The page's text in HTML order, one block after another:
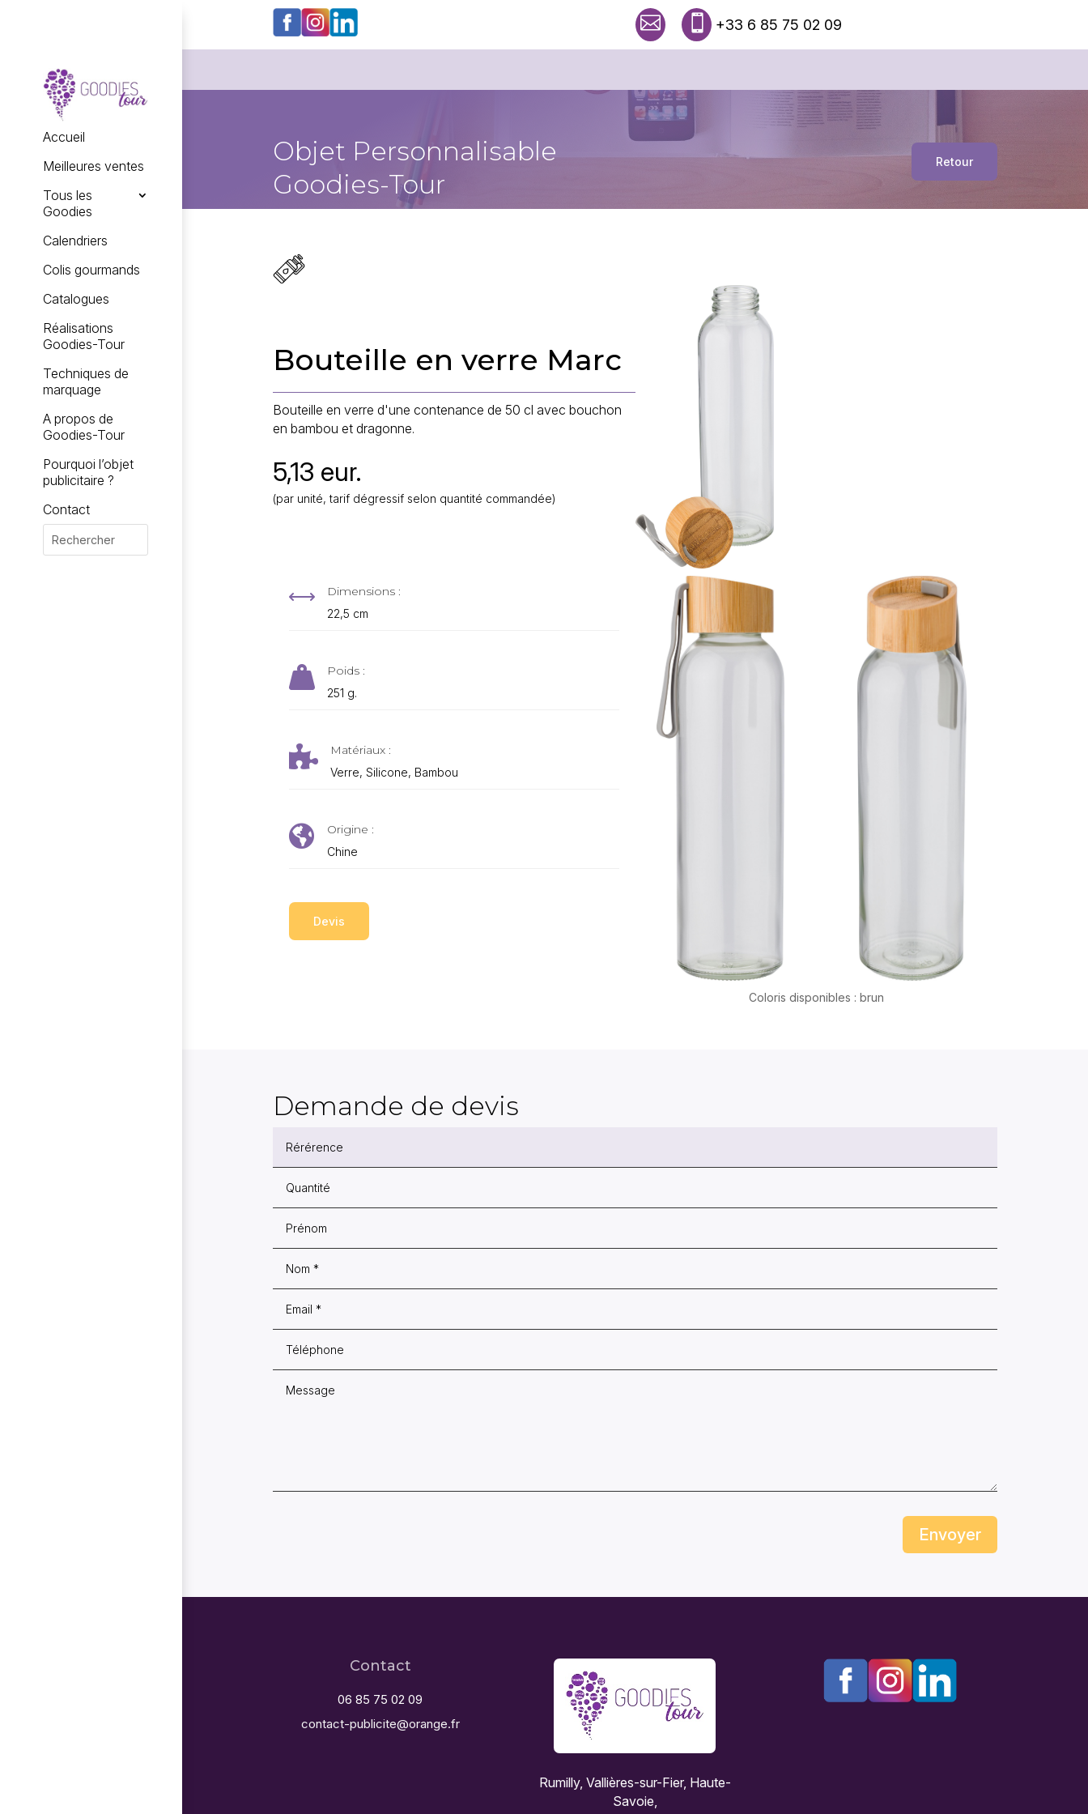
  +33 6 85 75 02 09
Accueil
Meilleures ventes
Tous les
Goodies
Calendriers
Colis gourmands
Catalogues
Réalisations
Goodies-Tour
Techniques de
marquage
A propos de
Goodies-Tour
Pourquoi l’objet
publicitaire ?
Contact
Objet Personnalisable
Goodies-Tour
Retour
Bouteille en verre Marc
Bouteille en verre d'une contenance de 50 cl avec bouchon
en bambou et dragonne.
5,13 eur.
(par unité, tarif dégressif selon quantité commandée)
, Dimensions :
22,5 cm
 Poids :
251 g.
 Matériaux :
Verre, Silicone, Bambou
 Origine :
Chine
Devis
Coloris disponibles : brun
Demande de devis
Envoyer
Contact
06 85 75 02 09
contact-publicite@orange.fr
Rumilly, Vallières-sur-Fier, Haute-
Savoie,